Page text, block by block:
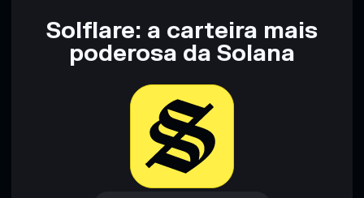
Solflare: a carteira mais
poderosa da Solana
Baixar agora